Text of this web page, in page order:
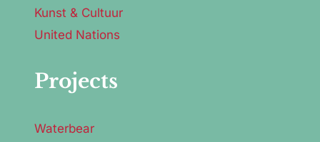
Kunst & Cultuur
United Nations
Projects
Waterbear